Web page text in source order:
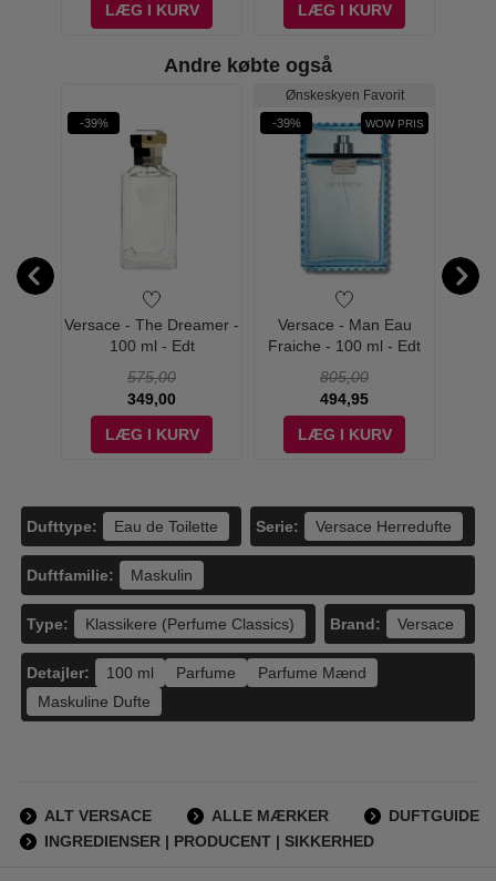
LÆG I KURV
LÆG I KURV
Andre købte også
-39%
Versace - The Dreamer -
100 ml - Edt
575,00
349,00
LÆG I KURV
Ønskeskyen Favorit
-39% WOW PRIS
Versace - Man Eau
Fraiche - 100 ml - Edt
805,00
494,95
LÆG I KURV
Dufttype: Eau de Toilette
Duftfamilie: Maskulin
Type: Klassikere (Perfume Classics)
Serie: Versace Herredufte
Brand: Versace
Detajler: 100 ml Parfume
Parfume Mænd
Maskuline Dufte
ALT VERSACE ALLE MÆRKER
DUFTGUIDE
INGREDIENSER | PRODUCENT | SIKKERHED